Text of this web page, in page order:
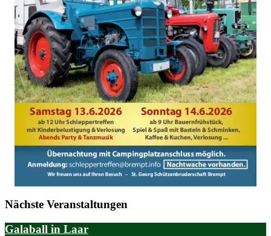
Nächste Veranstaltungen
Galaball in Laar